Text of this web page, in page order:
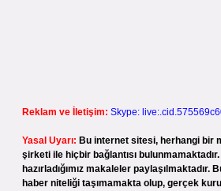
Reklam ve İletişim: Skype:
Yasal Uyarı: Bu internet sitesi, herhangi bir
şirketi ile hiçbir bağlantısı
hazırladığımız makaleler
haber niteliği taşımamakta olup, gerçek